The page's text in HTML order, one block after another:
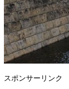
スポンサーリンク